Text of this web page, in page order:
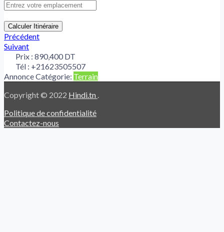
Calculer Itinéraire
Précédent
Suivant
Prix : 890,400 DT
Tél : +21623505507
Annonce Catégorie: Terrain
Copyright © 2022 Hindi.tn .
Politique de confidentialité
Contactez-nous